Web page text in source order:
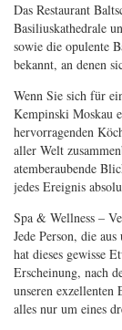
Das Restaurant
Basiliuskathedrale
sowie die opulente
bekannt, an denen
Wenn Sie sich für
Kempinski Moskau
hervorragenden
aller Welt
atemberaubende
jedes Ereignis
Spa & Wellness –
Jede Person, die
hat dieses gewisse
Erscheinung, nach
unseren exzellenten
alles nur um eines